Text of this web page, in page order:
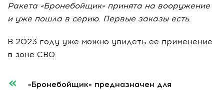
Ракета «Бронебойщик» принята на вооружение
и уже пошла в серию. Первые заказы есть.
В 2023 году уже можно увидеть ее применение
в зоне СВО.
«Бронебойщик» предназначен для